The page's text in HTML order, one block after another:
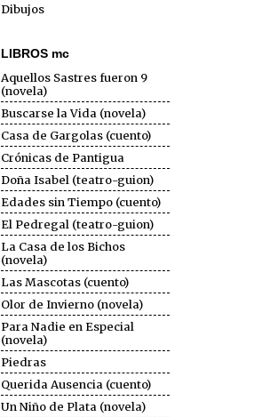
Dibujos
LIBROS mc
Aquellos Sastres fueron 9
(novela)
Buscarse la Vida (novela)
Casa de Gargolas (cuento)
Crónicas de Pantigua
Doña Isabel (teatro-guion)
Edades sin Tiempo (cuento)
El Pedregal (teatro-guion)
La Casa de los Bichos
(novela)
Las Mascotas (cuento)
Olor de Invierno (novela)
Para Nadie en Especial
(novela)
Piedras
Querida Ausencia (cuento)
Un Niño de Plata (novela)